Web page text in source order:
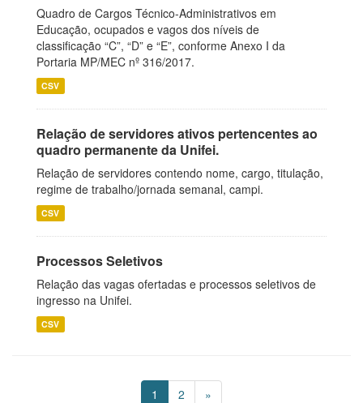
Quadro de Cargos Técnico-Administrativos em
Educação, ocupados e vagos dos níveis de
classificação “C”, “D” e “E”, conforme Anexo I da
Portaria MP/MEC nº 316/2017.
CSV
Relação de servidores ativos pertencentes ao
quadro permanente da Unifei.
Relação de servidores contendo nome, cargo, titulação,
regime de trabalho/jornada semanal, campi.
CSV
Processos Seletivos
Relação das vagas ofertadas e processos seletivos de
ingresso na Unifei.
CSV
1 2 »